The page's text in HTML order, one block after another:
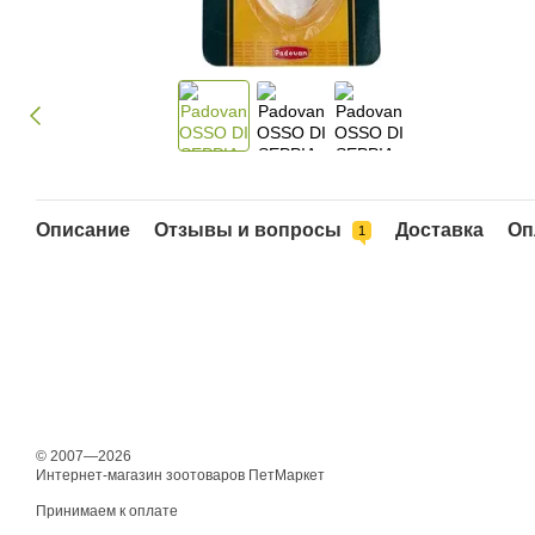
Описание Отзывы и вопросы 1 Доставка
© 2007—2026
Интернет-магазин зоотоваров ПетМаркет
Принимаем к оплате